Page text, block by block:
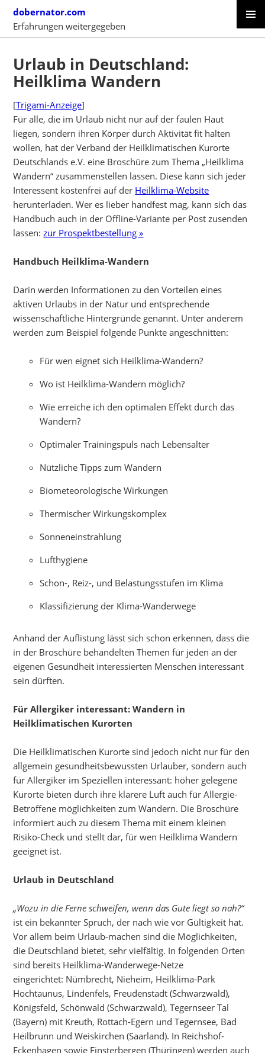
content
dobernator.com
Erfahrungen weitergegeben
CONTENT
Urlaub in Deutschland:
Heilklima Wandern
[Trigami-Anzeige]
Für alle, die im Urlaub nicht nur auf der faulen Haut
liegen, sondern ihren Körper durch Aktivität fit halten
wollen, hat der Verband der Heilklimatischen Kurorte
Deutschlands e.V. eine Broschüre zum Thema „Heilklima
Wandern“ zusammenstellen lassen. Diese kann sich jeder
Interessent kostenfrei auf der Heilklima-Website
herunterladen. Wer es lieber handfest mag, kann sich das
Handbuch auch in der Offline-Variante per Post zusenden
lassen:zur Prospektbestellung »
Handbuch Heilklima-Wandern
Darin werden Informationen zu den Vorteilen eines
aktiven Urlaubs in der Natur und entsprechende
wissenschaftliche Hintergründe genannt. Unter anderem
werden zum Beispiel folgende Punkte angeschnitten:
Für wen eignet sich Heilklima-Wandern?
Wo ist Heilklima-Wandern möglich?
Wie erreiche ich den optimalen Effekt durch das
Wandern?
Optimaler Trainingspuls nach Lebensalter
Nützliche Tipps zum Wandern
Biometeorologische Wirkungen
Thermischer Wirkungskomplex
Sonneneinstrahlung
Lufthygiene
Schon-, Reiz-, und Belastungsstufen im Klima
Klassifizierung der Klima-Wanderwege
Anhand der Auflistung lässt sich schon erkennen, dass die
in der Broschüre behandelten Themen für jeden an der
eigenen Gesundheit interessierten Menschen interessant
sein dürften.
Für Allergiker interessant: Wandern in
Heilklimatischen Kurorten
Die Heilklimatischen Kurorte sind jedoch nicht nur für den
allgemein gesundheitsbewussten Urlauber, sondern auch
für Allergiker im Speziellen interessant: höher gelegene
Kurorte bieten durch ihre klarere Luft auch für Allergie-
Betroffene möglichkeiten zum Wandern. Die Broschüre
informiert auch zu diesem Thema mit einem kleinen
Risiko-Check und stellt dar, für wen Heilklima Wandern
geeignet ist.
Urlaub in Deutschland
„Wozu in die Ferne schweifen, wenn das Gute liegt so nah?“
ist ein bekannter Spruch, der nach wie vor Gültigkeit hat.
Vor allem beim Urlaub-machen sind die Möglichkeiten,
die Deutschland bietet, sehr vielfältig. In folgenden Orten
sind bereits Heilklima-Wanderwege-Netze
eingerichtet: Nümbrecht, Nieheim, Heilklima-Park
Hochtaunus, Lindenfels, Freudenstadt (Schwarzwald),
Königsfeld, Schönwald (Schwarzwald), Tegernseer Tal
(Bayern) mit Kreuth, Rottach-Egern und Tegernsee, Bad
Heilbrunn und Weiskirchen (Saarland). In Reichshof-
Eckenhagen sowie Finsterbergen (Thüringen) werden auch